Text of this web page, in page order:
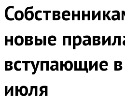
новые
вступающие
июля